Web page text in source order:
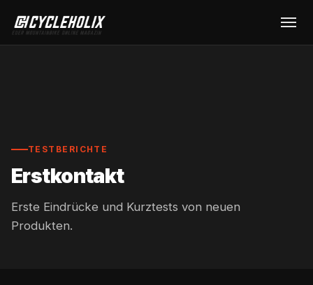
TESTBERICHTE
Erstkontakt
Erste Eindrücke und Kurztests von neuen
Produkten.